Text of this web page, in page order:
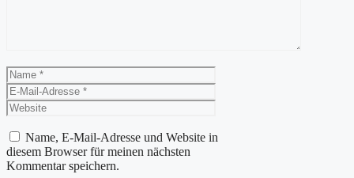
Name
Mail-
Adresse
Name, E-Mail-Adresse und Website in
diesem Browser für meinen nächsten
Kommentar speichern.